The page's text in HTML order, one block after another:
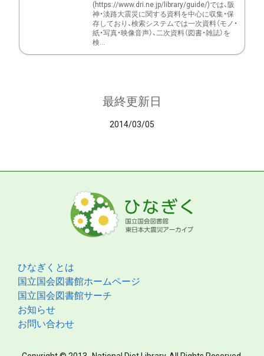
(https://www.dri.ne.jp/library/guide/)では、阪
神・淡路大震災に関する資料を中心に収集・保
存しており、検索システムでは一次資料（モノ・
紙・写真・映像音声）、二次資料（図書・雑誌）を
検...
最終更新日
2014/03/05
ひなぎくとは
国立国会図書館ホームページ
国立国会図書館サーチ
お知らせ
お問い合わせ